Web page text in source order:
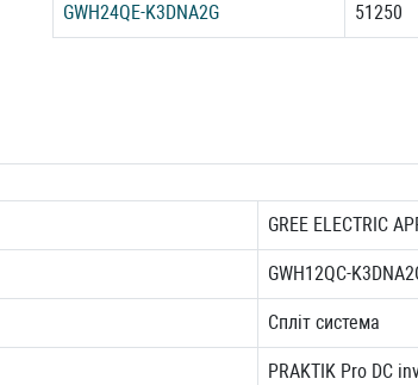
GWH24QE-K3DNA2G 51250
GREE ELECTRIC
GWH12QC-
Спліт система
PRAKTIK Pro DC